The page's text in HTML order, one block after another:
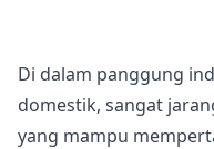
Di dalam panggung
domestik, sangat
yang mampu